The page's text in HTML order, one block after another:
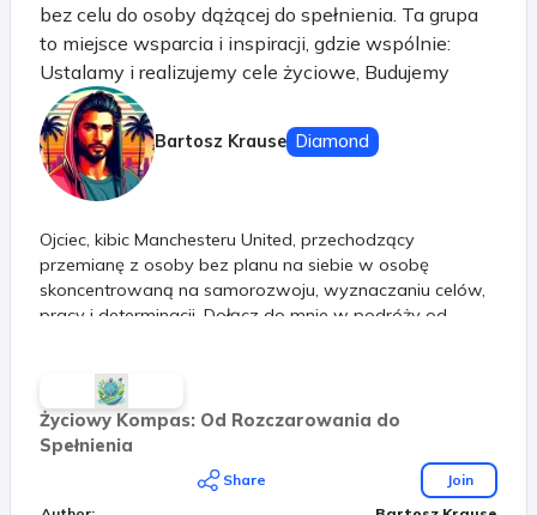
bez celu do osoby dążącej do spełnienia. Ta grupa
to miejsce wsparcia i inspiracji, gdzie wspólnie:
Ustalamy i realizujemy cele życiowe, Budujemy
pozytywny mindset, Przezwyciężamy trudności,
Czerpiemy inspirację z historii sukcesu Jima Rohna i
Denzela Washingtona. Znajdziesz tu motywujące
posty, artykuły edukacyjne i wsparcie od innych
razem osiągajmy cele oraz szczęście w życiu.
Razem możemy więcej!
Bartosz Krause Diamond
Ojciec, kibic Manchesteru United, przechodzący
przemianę z osoby bez planu na siebie w osobę
skoncentrowaną na samorozwoju, wyznaczaniu celów,
pracy i determinacji. Dołącz do mnie w podróży od
Życiowy Kompas: Od Rozczarowania do
Spełnienia
Share
Join